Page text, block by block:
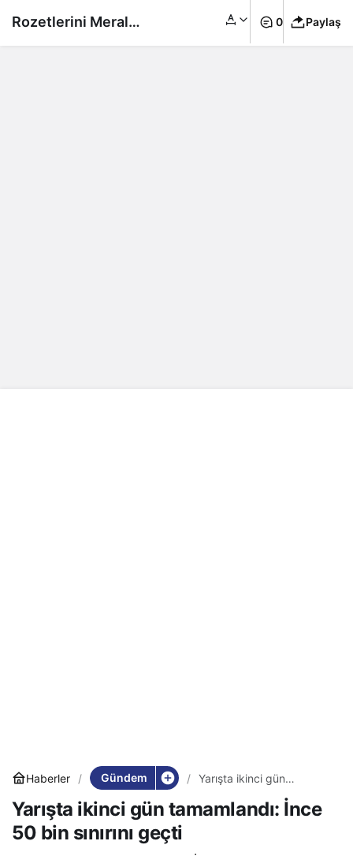
Haberler Gündem
Yarışta ikinci gün
sınırını geçti
Yarışta ikinci gün tamamlandı: İnce
50 bin sınırını geçti
Rozetlerini Meral 0 Paylaş